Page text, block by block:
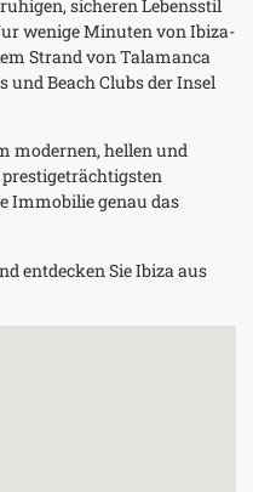
sicheren Lebensstil
wenige Minuten von Ibiza-
Strand von Talamanca
Beach Clubs der Insel
modernen, hellen und
Immobilie genau das
entdecken Sie Ibiza aus